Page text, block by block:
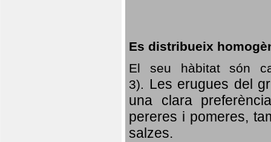
Es distribueix
El seu hàbitat són
3). Les erugues del
una clara
pereres i pomeres,
salzes.